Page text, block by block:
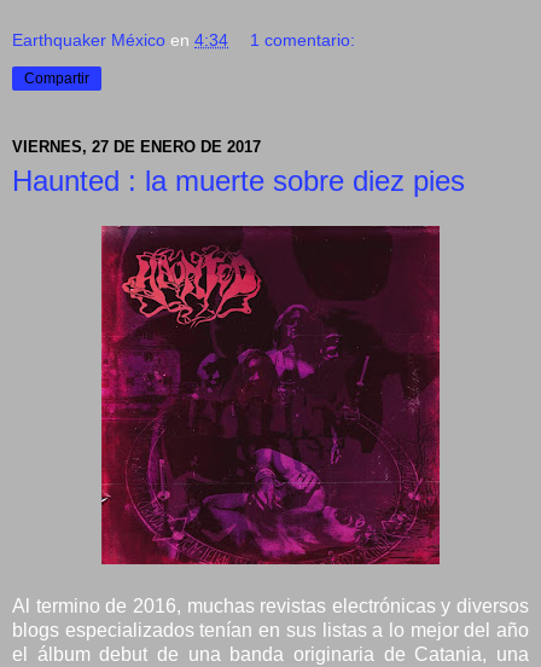
Earthquaker México en 4:34 1 comentario:
Compartir
VIERNES, 27 DE ENERO DE 2017
Haunted : la muerte sobre diez pies
Al termino de 2016, muchas revistas electrónicas y diversos
blogs especializados tenían en sus listas a lo mejor del año
el álbum debut de una banda originaria de Catania, una